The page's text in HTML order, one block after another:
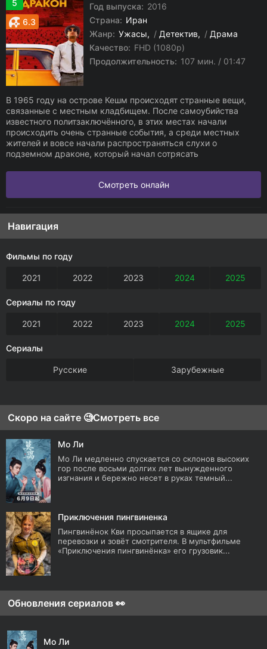
5
6.3
Год выпуска: 2016
Страна: Иран
Жанр: Ужасы / Детектив / Драма
Качество: FHD (1080p)
Продолжительность: 107 мин. / 01:47
В 1965 году на острове Кешм происходят странные вещи,
связанные с местным кладбищем. После самоубийства
известного политзаключённого, в этих местах начали
происходить очень странные события, а среди местных
жителей и вовсе начали распространяться слухи о
подземном драконе, который начал сотрясать
Смотреть онлайн
Навигация
Фильмы по году
2021 2022 2023 2024 2025
Сериалы по году
2021 2022 2023 2024 2025
Сериалы
Русские Зарубежные
Скоро на сайте 🧐Смотреть все
Мо Ли
Мо Ли медленно спускается со склонов высоких
гор после восьми долгих лет вынужденного
изгнания и бережно несет в руках темный...
Приключения пингвиненка
Пингвинёнок Кви просыпается в ящике для
перевозки и зовёт смотрителя. В мультфильме
«Приключения пингвинёнка» его грузовик...
Обновления сериалов 👀
Мо Ли